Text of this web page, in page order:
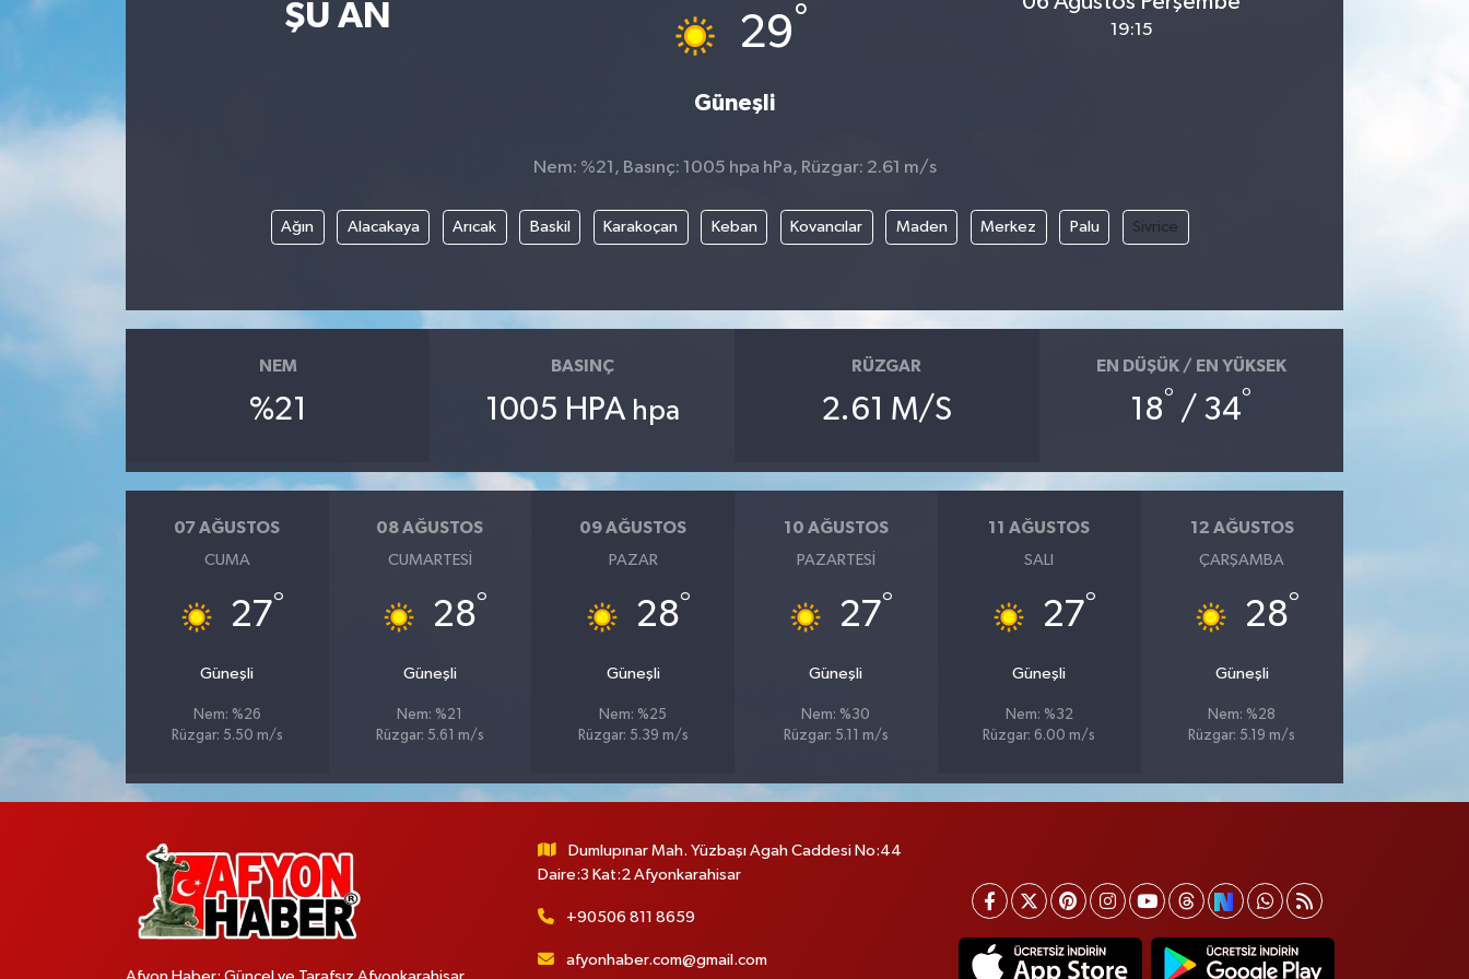
ŞU AN 29°
Güneşli
19:15
Nem: %21, Basınç: 1005 hpa hPa, Rüzgar: 2.61 m/s
Ağın Alacakaya Arıcak Baskil Karakoçan Keban Kovancılar Maden Merkez Palu Sivrice
NEM
%21
BASINÇ
1005 HPA hpa
RÜZGAR
2.61 M/S
EN DÜŞÜK / EN YÜKSEK
18° / 34°
07 AĞUSTOS
CUMA
27°
Güneşli
Nem: %26
Rüzgar: 5.50 m/s
08 AĞUSTOS
CUMARTESI
28°
Güneşli
Nem: %21
Rüzgar: 5.61 m/s
09 AĞUSTOS
PAZAR
28°
Güneşli
Nem: %25
Rüzgar: 5.39 m/s
10 AĞUSTOS
PAZARTESI
27°
Güneşli
Nem: %30
Rüzgar: 5.11 m/s
11 AĞUSTOS
SALI
27°
Güneşli
Nem: %32
Rüzgar: 6.00 m/s
12 AĞUSTOS
ÇARŞAMBA
28°
Güneşli
Nem: %28
Rüzgar: 5.19 m/s
Dumlupınar Mah. Yüzbaşı Agah Caddesi No:44
Daire:3 Kat:2 Afyonkarahisar
+90506 811 8659
afyonhaber.com@gmail.com
Etkinlikler